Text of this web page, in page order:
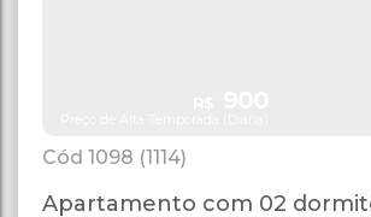
1098 (1114)
Apartamento com 02